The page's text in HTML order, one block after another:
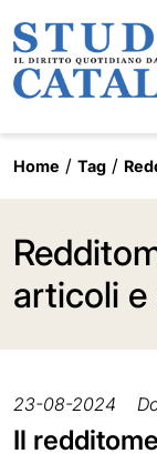
Home Tag
articoli e
23-08-2024
Il